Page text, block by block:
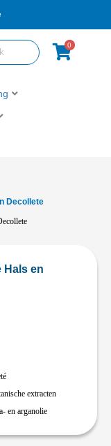
0
Decollete
Hals en
extracten
en arganolie